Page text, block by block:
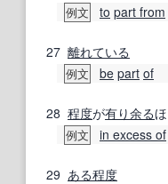
例文 to part from
27 離れている
例文 be part of
28 程度が有り余る
例文 in excess of
29 ある程度